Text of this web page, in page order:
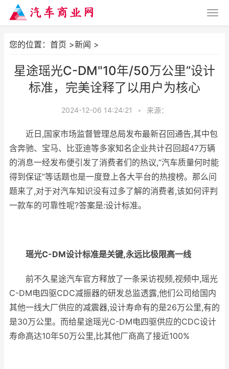
您的位置： 首页 >新闻 >
星途瑶光C-DM"10年/50万公里”设计
标准，完美诠释了以用户为核心
2024-12-06 14:24:21 • 来源：
近日,国家市场监督管理总局发布最新召回通告,其中包
含奔驰、宝马、比亚迪等多家知名企业共计召回超47万辆
的消息一经发布便引发了消费者们的热议,“汽车质量何时能
得到保证”等话题也是一度登上各大平台的热搜榜。那么问
题来了,对于对汽车知识没有过多了解的消费者,该如何评判
一款车的可靠性呢?答案是:设计标准。
瑶光C-DM设计标准是关键,永远比极限高一线
前不久星途汽车官方释放了一条采访视频,视频中,瑶光
C-DM电四驱CDC减振器的研发总监透露,他们公司给国内
其他一线大厂供应的减震器,设计寿命有的是26万公里,有的
是30万公里。而给星途瑶光C-DM电四驱供应的CDC设计
寿命高达10年50万公里,比其他厂商高了接近100%